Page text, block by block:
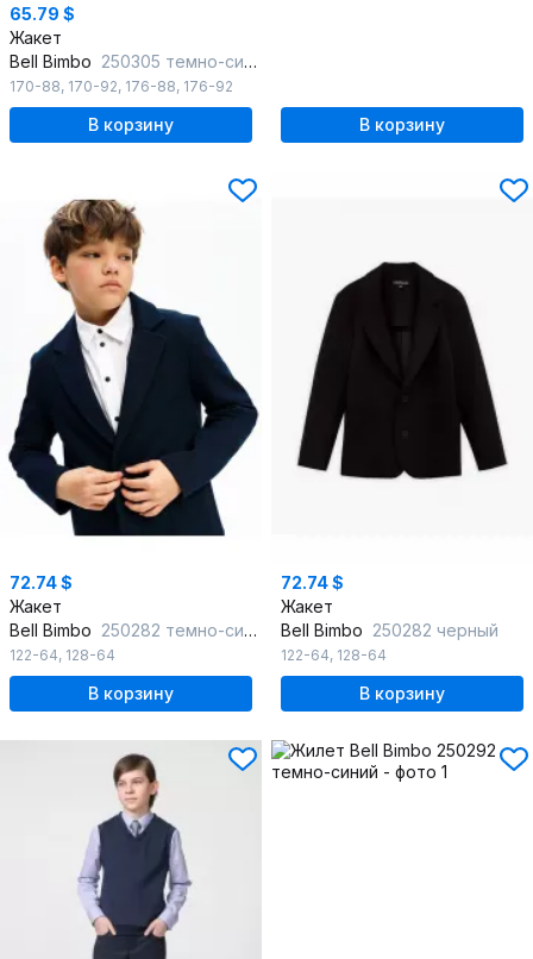
65.79 $
Жакет
Bell Bimbo 250305 темно-синий
170-88, 170-92, 176-88, 176-92
В корзину В корзину
72.74 $
Жакет
Bell Bimbo 250282 темно-синий
122-64, 128-64
В корзину
72.74 $
Жакет
Bell Bimbo 250282 черный
122-64, 128-64
В корзину